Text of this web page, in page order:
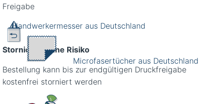
Handwerkermesser aus Deutschland
Microfasertücher aus Deutschland
Freigabe
Stornieren ohne Risiko
Bestellung kann bis zur endgültigen Druckfreigabe
kostenfrei storniert werden